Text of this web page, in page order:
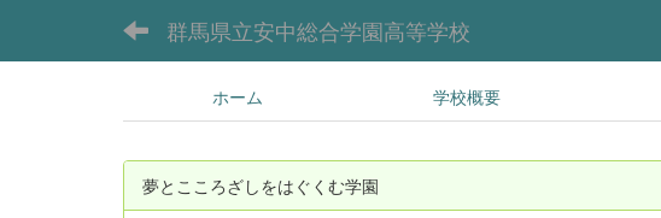
群馬県立安中総合学園高等学校
ホーム 学校概要
夢とこころざしをはぐくむ学園